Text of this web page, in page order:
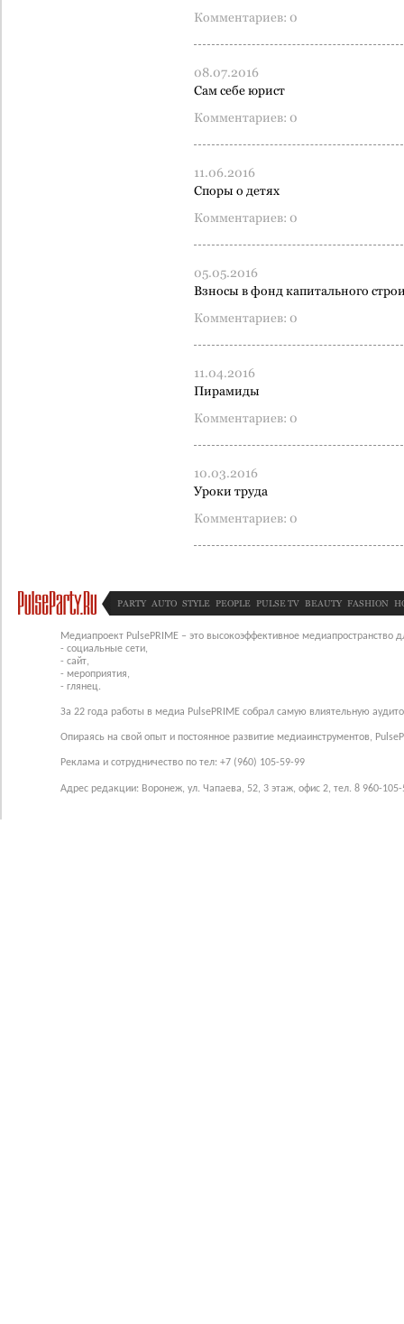
Комментариев: 0
08.07.2016
Сам себе юрист
Комментариев: 0
11.06.2016
Споры о детях
Комментариев: 0
05.05.2016
Взносы в фонд капитального
Комментариев: 0
11.04.2016
Пирамиды
Комментариев: 0
10.03.2016
Уроки труда
Комментариев: 0
PARTY AUTO STYLE PEOPLE PULSE TV BEAUTY FASHION
Медиапроект PulsePRIME – это высокоэффективное медиапространство
- социальные сети,
- сайт,
- мероприятия,
- глянец.
За 22 года работы в медиа PulsePRIME собрал самую влиятельную
Опираясь на свой опыт и постоянное развитие медиаинструментов,
Реклама и сотрудничество по тел: +7 (960) 105-59-99
Адрес редакции: Воронеж, ул. Чапаева, 52, 3 этаж, офис 2, тел. 8 960-